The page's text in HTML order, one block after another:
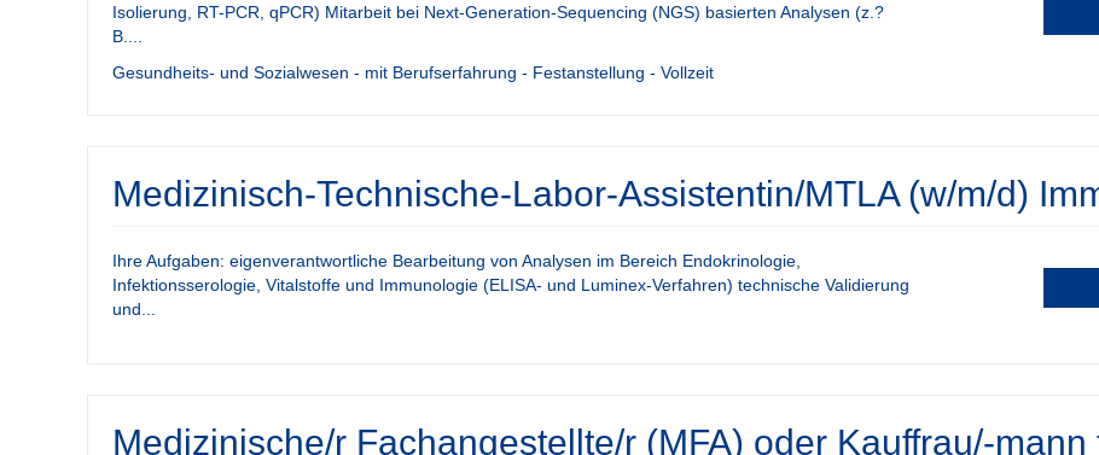
Isolierung, RT-PCR, qPCR) Mitarbeit bei Next-Generation-Sequencing (NGS) basierten Analysen (z.?
B....
Gesundheits- und Sozialwesen - mit Berufserfahrung - Festanstellung - Vollzeit
Medizinisch-Technische-Labor-Assistentin/MTLA (w/m/d)
Ihre Aufgaben: eigenverantwortliche Bearbeitung von Analysen im Bereich Endokrinologie,
Infektionsserologie, Vitalstoffe und Immunologie (ELISA- und Luminex-Verfahren) technische Validierung
und...
Medizinische/r Fachangestellte/r (MFA) oder Kauffrau/-